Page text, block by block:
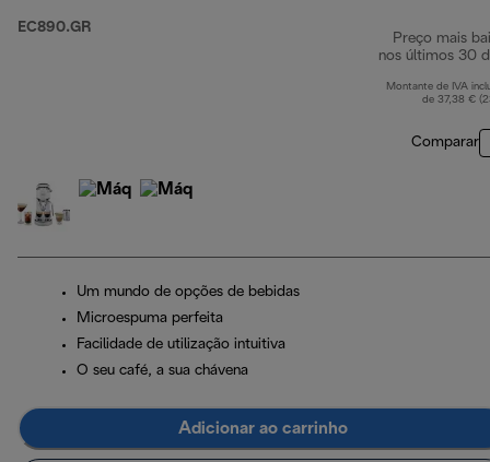
EC890.GR
Preço mais
nos últimos 30
Montante de IVA
de 37,38 €
Comparar
Um mundo de opções de bebidas
Microespuma perfeita
Facilidade de utilização intuitiva
O seu café, a sua chávena
Adicionar ao carrinho